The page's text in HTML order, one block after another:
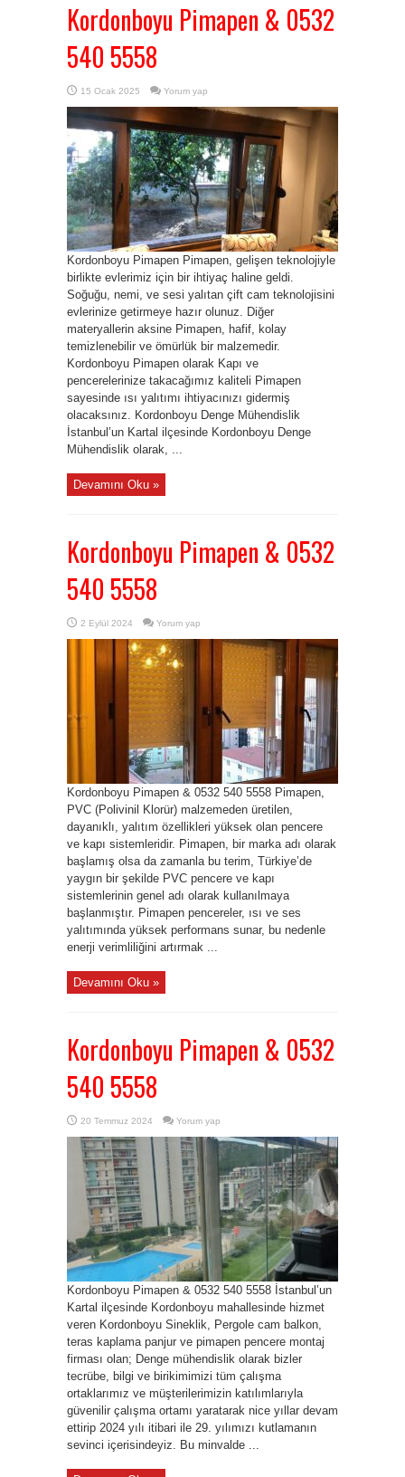
Kordonboyu Pimapen & 0532
540 5558
15 Ocak 2025 Yorum yap
Kordonboyu Pimapen Pimapen, gelişen teknolojiyle
birlikte evlerimiz için bir ihtiyaç haline geldi.
Soğuğu, nemi, ve sesi yalıtan çift cam teknolojisini
evlerinize getirmeye hazır olunuz. Diğer
materyallerin aksine Pimapen, hafif, kolay
temizlenebilir ve ömürlük bir malzemedir.
Kordonboyu Pimapen olarak Kapı ve
pencerelerinize takacağımız kaliteli Pimapen
sayesinde ısı yalıtımı ihtiyacınızı gidermiş
olacaksınız. Kordonboyu Denge Mühendislik
İstanbul’un Kartal ilçesinde Kordonboyu Denge
Mühendislik olarak, ...
Devamını Oku »
Kordonboyu Pimapen & 0532
540 5558
2 Eylül 2024 Yorum yap
Kordonboyu Pimapen & 0532 540 5558 Pimapen,
PVC (Polivinil Klorür) malzemeden üretilen,
dayanıklı, yalıtım özellikleri yüksek olan pencere
ve kapı sistemleridir. Pimapen, bir marka adı olarak
başlamış olsa da zamanla bu terim, Türkiye’de
yaygın bir şekilde PVC pencere ve kapı
sistemlerinin genel adı olarak kullanılmaya
başlanmıştır. Pimapen pencereler, ısı ve ses
yalıtımında yüksek performans sunar, bu nedenle
enerji verimliliğini artırmak ...
Devamını Oku »
Kordonboyu Pimapen & 0532
540 5558
20 Temmuz 2024 Yorum yap
Kordonboyu Pimapen & 0532 540 5558 İstanbul’un
Kartal ilçesinde Kordonboyu mahallesinde hizmet
veren Kordonboyu Sineklik, Pergole cam balkon,
teras kaplama panjur ve pimapen pencere montaj
firması olan; Denge mühendislik olarak bizler
tecrübe, bilgi ve birikimimizi tüm çalışma
ortaklarımız ve müşterilerimizin katılımlarıyla
güvenilir çalışma ortamı yaratarak nice yıllar devam
ettirip 2024 yılı itibari ile 29. yılımızı kutlamanın
sevinci içerisindeyiz. Bu minvalde ...